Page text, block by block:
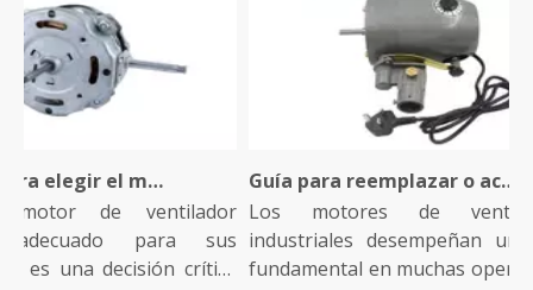
Consejos para elegir el motor de ventilador industrial adecuado para su instalación
de ventilador
para sus
una decisión crítica
Guía para reemplazar o actualizar el motor de su ventilador industrial
Los motores de
industriales desempeñan un
fundamental en muchas